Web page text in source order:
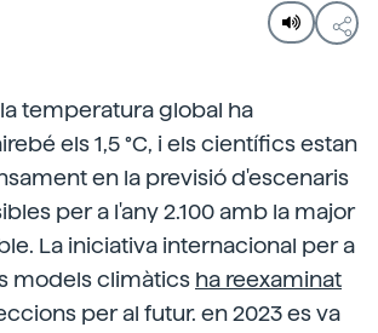
temperatura global ha
els 1,5 °C, i els científics estan
en la previsió d'escenaris
per a l'any 2.100 amb la major
La iniciativa internacional per a
models climàtics ha reexaminat
per al futur. en 2023 es va